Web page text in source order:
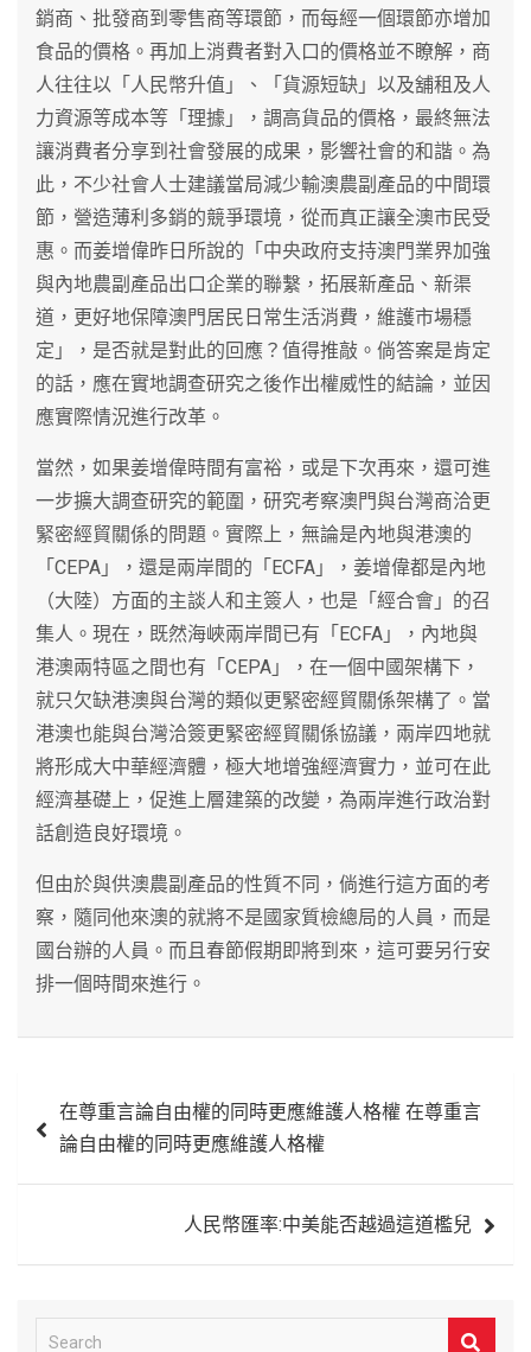
銷商、批發商到零售商等環節，而每經一個環節亦增加
食品的價格。再加上消費者對入口的價格並不瞭解，商
人往往以「人民幣升值」、「貨源短缺」以及舖租及人
力資源等成本等「理據」，調高貨品的價格，最終無法
讓消費者分享到社會發展的成果，影響社會的和諧。為
此，不少社會人士建議當局減少輸澳農副產品的中間環
節，營造薄利多銷的競爭環境，從而真正讓全澳市民受
惠。而姜增偉昨日所說的「中央政府支持澳門業界加強
與內地農副產品出口企業的聯繫，拓展新產品、新渠
道，更好地保障澳門居民日常生活消費，維護市場穩
定」，是否就是對此的回應？值得推敲。倘答案是肯定
的話，應在實地調查研究之後作出權威性的結論，並因
應實際情況進行改革。
當然，如果姜增偉時間有富裕，或是下次再來，還可進
一步擴大調查研究的範圍，研究考察澳門與台灣商洽更
緊密經貿關係的問題。實際上，無論是內地與港澳的
「CEPA」，還是兩岸間的「ECFA」，姜增偉都是內地
（大陸）方面的主談人和主簽人，也是「經合會」的召
集人。現在，既然海峽兩岸間已有「ECFA」，內地與
港澳兩特區之間也有「CEPA」，在一個中國架構下，
就只欠缺港澳與台灣的類似更緊密經貿關係架構了。當
港澳也能與台灣洽簽更緊密經貿關係協議，兩岸四地就
將形成大中華經濟體，極大地增強經濟實力，並可在此
經濟基礎上，促進上層建築的改變，為兩岸進行政治對
話創造良好環境。
但由於與供澳農副產品的性質不同，倘進行這方面的考
察，隨同他來澳的就將不是國家質檢總局的人員，而是
國台辦的人員。而且春節假期即將到來，這可要另行安
排一個時間來進行。
章 在尊重言論自由權的同時更應維護人格權 在尊重言
論自由權的同時更應維護人格權
人民幣匯率:中美能否越過這道檻兒